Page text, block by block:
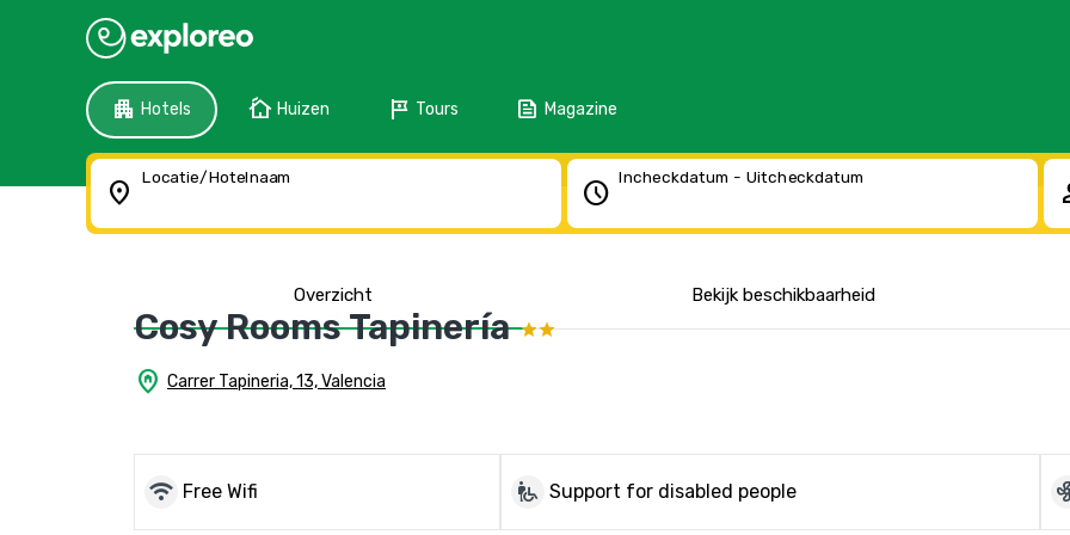
apartment Hotels cottage Huizen tour Tours feed Magazine
location_on Locatie/Hotelnaam schedule Incheckdatum - Uitcheckdatum
Overzicht Bekijk beschikbaarheid
Cosy Rooms Tapinería
home_pin Carrer Tapineria, 13, Valencia
wifi Free Wifi wheelchair_pickup Support for disabled people